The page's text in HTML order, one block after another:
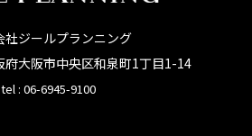
社ジールプランニング
府大阪市中央区和泉町1丁目1-14
tel : 06-6945-9100